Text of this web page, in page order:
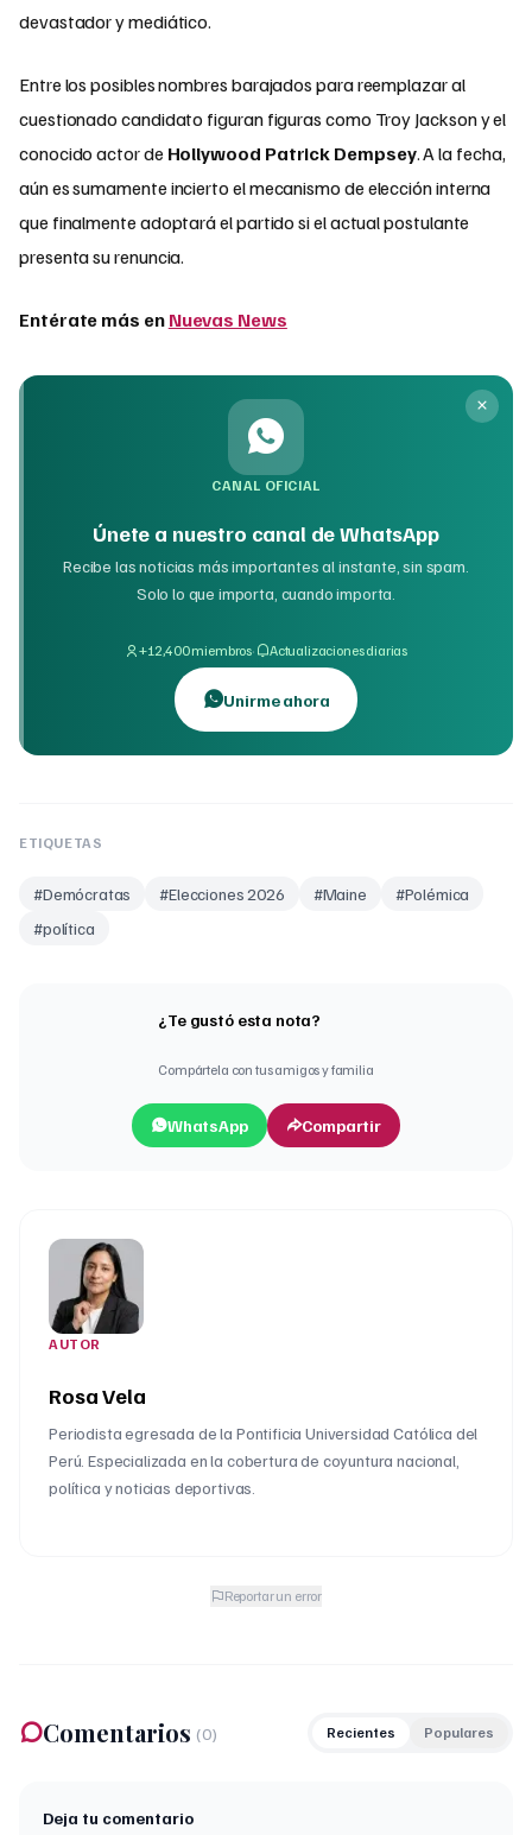
devastador y mediático.
Entre los posibles nombres barajados para reemplazar al
cuestionado candidato figuran figuras como Troy Jackson y el
conocido actor de Hollywood Patrick Dempsey. A la fecha,
aún es sumamente incierto el mecanismo de elección interna
que finalmente adoptará el partido si el actual postulante
presenta su renuncia.
Entérate más en Nuevas News
CANAL OFICIAL
Únete a nuestro canal de WhatsApp
Recibe las noticias más importantes al instante, sin spam.
Solo lo que importa, cuando importa.
+12,400 miembros· Actualizaciones diarias
Unirme ahora
ETIQUETAS
#Demócratas #Elecciones 2026 #Maine #Polémica
#política
¿Te gustó esta nota?
Compártela con tus amigos y familia
WhatsApp Compartir
AUTOR
Rosa Vela
Periodista egresada de la Pontificia Universidad Católica del
Perú. Especializada en la cobertura de coyuntura nacional,
política y noticias deportivas.
Reportar un error
Comentarios (0) Recientes Populares
Deja tu comentario